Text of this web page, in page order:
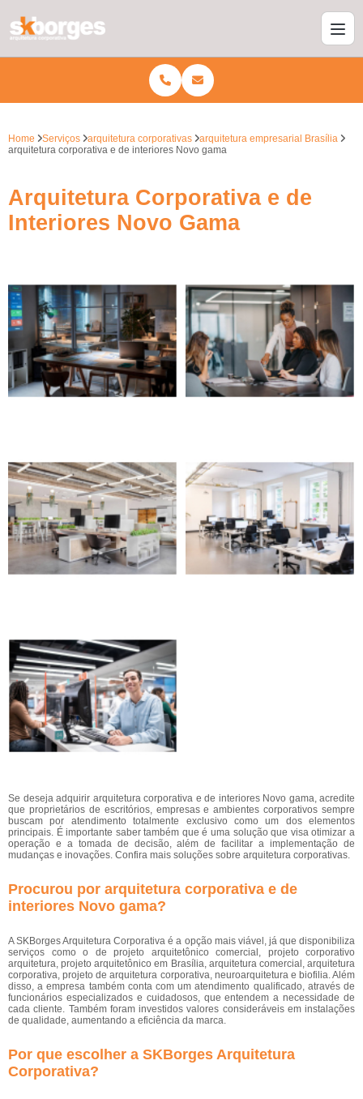
Home Serviços arquitetura corporativas
arquitetura empresarial Brasília
arquitetura corporativa e de interiores Novo gama
Arquitetura Corporativa e de
Interiores Novo Gama
Se deseja adquirir arquitetura corporativa e de interiores Novo gama, acredite
que proprietários de escritórios, empresas e ambientes corporativos sempre
buscam por atendimento totalmente exclusivo como um dos elementos
principais. É importante saber também que é uma solução que visa otimizar a
operação e a tomada de decisão, além de facilitar a implementação de
mudanças e inovações. Confira mais soluções sobre arquitetura corporativas.
Procurou por arquitetura corporativa e de
interiores Novo gama?
A SKBorges Arquitetura Corporativa é a opção mais viável, já que disponibiliza
serviços como o de projeto arquitetônico comercial, projeto corporativo
arquitetura, projeto arquitetônico em Brasília, arquitetura comercial, arquitetura
corporativa, projeto de arquitetura corporativa, neuroarquitetura e biofilia. Além
disso, a empresa também conta com um atendimento qualificado, através de
funcionários especializados e cuidadosos, que entendem a necessidade de
cada cliente. Também foram investidos valores consideráveis em instalações
de qualidade, aumentando a eficiência da marca.
Por que escolher a SKBorges Arquitetura
Corporativa?